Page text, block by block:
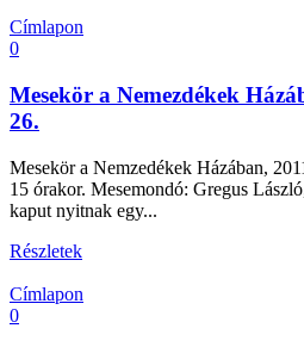
Címlapon
0
Mesekör a Nemezdékek
26.
Mesekör a Nemzedékek Házában,
15 órakor. Mesemondó: Gregus
kaput nyitnak egy...
Részletek
Címlapon
0